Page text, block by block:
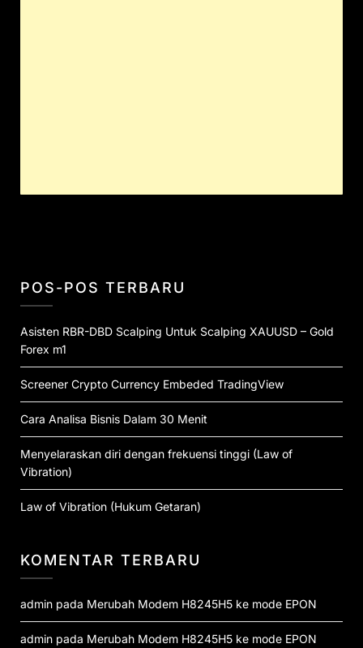
POS-POS TERBARU
Asisten RBR-DBD Scalping Untuk Scalping XAUUSD – Gold
Forex m1
Screener Crypto Currency Embeded TradingView
Cara Analisa Bisnis Dalam 30 Menit
Menyelaraskan diri dengan frekuensi tinggi (Law of
Vibration)
Law of Vibration (Hukum Getaran)
KOMENTAR TERBARU
admin pada Merubah Modem H8245H5 ke mode EPON
admin pada Merubah Modem H8245H5 ke mode EPON